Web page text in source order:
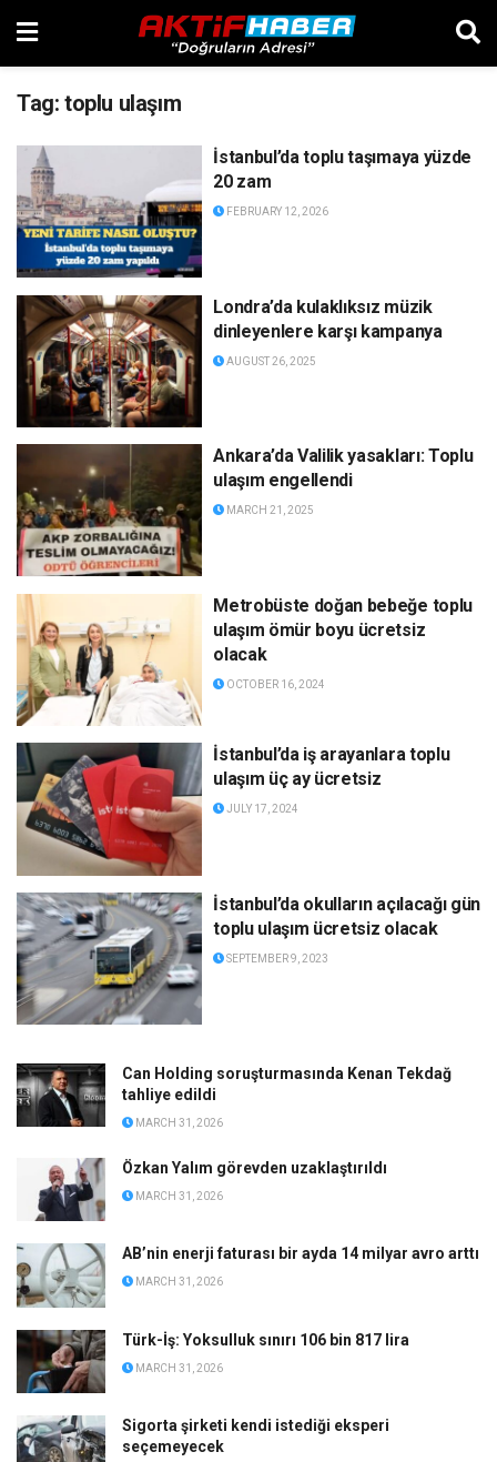
Tag: toplu ulaşım
İstanbul’da toplu taşımaya yüzde
20 zam
FEBRUARY 12, 2026
Londra’da kulaklıksız müzik
dinleyenlere karşı kampanya
AUGUST 26, 2025
Ankara’da Valilik yasakları: Toplu
ulaşım engellendi
MARCH 21, 2025
Metrobüste doğan bebeğe toplu
ulaşım ömür boyu ücretsiz
olacak
OCTOBER 16, 2024
İstanbul’da iş arayanlara toplu
ulaşım üç ay ücretsiz
JULY 17, 2024
İstanbul’da okulların açılacağı gün
toplu ulaşım ücretsiz olacak
SEPTEMBER 9, 2023
Can Holding soruşturmasında Kenan Tekdağ
tahliye edildi
MARCH 31, 2026
Özkan Yalım görevden uzaklaştırıldı
MARCH 31, 2026
AB’nin enerji faturası bir ayda 14 milyar avro arttı
MARCH 31, 2026
Türk-İş: Yoksulluk sınırı 106 bin 817 lira
MARCH 31, 2026
Sigorta şirketi kendi istediği eksperi
seçemeyecek